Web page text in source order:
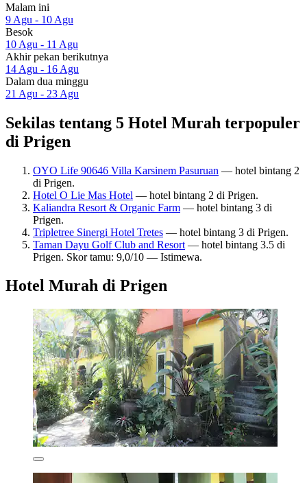
Malam ini
9 Agu - 10 Agu
Besok
10 Agu - 11 Agu
Akhir pekan berikutnya
14 Agu - 16 Agu
Dalam dua minggu
21 Agu - 23 Agu
Sekilas tentang 5 Hotel Murah terpopuler
di Prigen
OYO Life 90646 Villa Karsinem Pasuruan — hotel bintang 2
di Prigen.
Hotel O Lie Mas Hotel — hotel bintang 2 di Prigen.
Kaliandra Resort & Organic Farm — hotel bintang 3 di
Prigen.
Tripletree Sinergi Hotel Tretes — hotel bintang 3 di Prigen.
Taman Dayu Golf Club and Resort — hotel bintang 3.5 di
Prigen. Skor tamu: 9,0/10 — Istimewa.
Hotel Murah di Prigen